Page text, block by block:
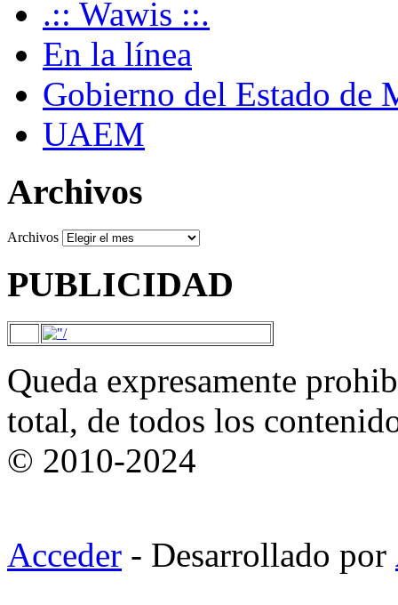
.:: Wawis ::.
En la línea
Gobierno del Estado de
UAEM
Archivos
Archivos
PUBLICIDAD
Queda expresamente
total, de todos los
© 2010-2024
Acceder - Desarrollado por